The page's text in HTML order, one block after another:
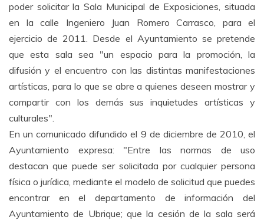
poder solicitar la Sala Municipal de Exposiciones, situada
en la calle Ingeniero Juan Romero Carrasco, para el
ejercicio de 2011. Desde el Ayuntamiento se pretende
que esta sala sea "un espacio para la promoción, la
difusión y el encuentro con las distintas manifestaciones
artísticas, para lo que se abre a quienes deseen mostrar y
compartir con los demás sus inquietudes artísticas y
culturales".
En un comunicado difundido el 9 de diciembre de 2010, el
Ayuntamiento expresa: "Entre las normas de uso
destacan que puede ser solicitada por cualquier persona
física o jurídica, mediante el modelo de solicitud que puedes
encontrar en el departamento de información del
Ayuntamiento de Ubrique; que la cesión de la sala será